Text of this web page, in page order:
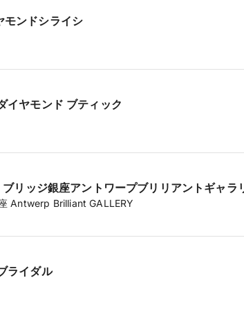
モンドシライシ
イヤモンド ブティック
リッジ銀座アントワープブリリアントギャラ
Antwerp Brilliant GALLERY
ライダル